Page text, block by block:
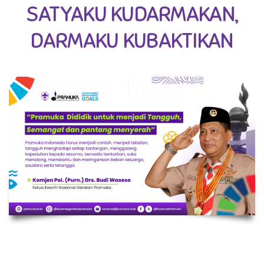
SATYAKU KUDARMAKAN,
DARMAKU KUBAKTIKAN